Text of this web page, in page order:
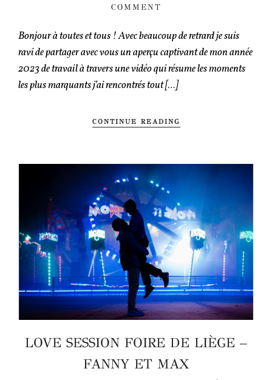
COMMENT
Bonjour à toutes et tous ! Avec beaucoup de retrard je suis
ravi de partager avec vous un aperçu captivant de mon année
2023 de travail à travers une vidéo qui résume les moments
les plus marquants j’ai rencontrés tout […]
CONTINUE READING
LOVE SESSION FOIRE DE LIÈGE –
FANNY ET MAX